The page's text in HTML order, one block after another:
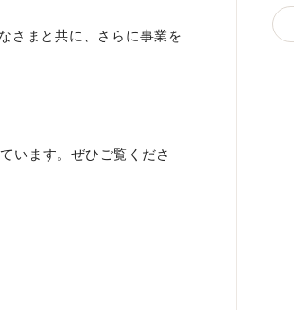
さまと共に、さらに事業を
います。ぜひご覧くださ